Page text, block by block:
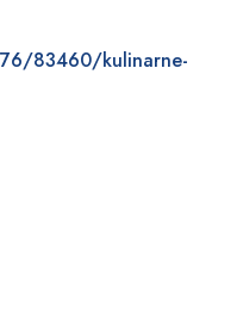
83460/kulinarne-